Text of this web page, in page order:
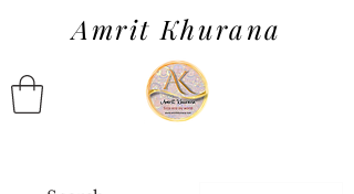
Amrit Khurana